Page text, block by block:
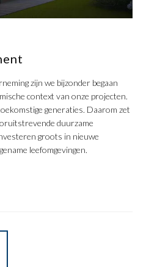
zijn we bijzonder begaan
context van onze projecten.
generaties. Daarom zet
duurzame
groots in nieuwe
leefomgevingen.